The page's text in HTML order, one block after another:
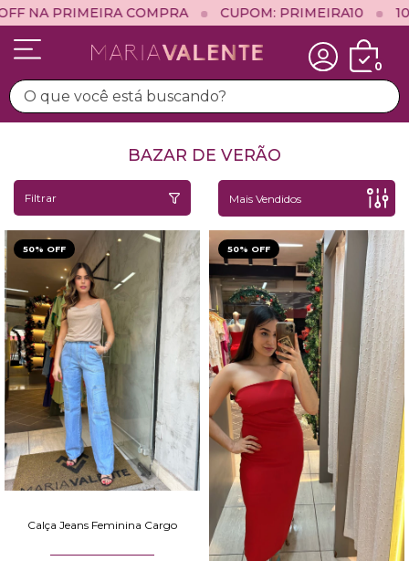
CUPOM: PRIMEIRA10 10% OFF NA
0
BAZAR DE VERÃO
Filtrar
50% OFF
Calça Jeans Feminina Cargo
50% OFF